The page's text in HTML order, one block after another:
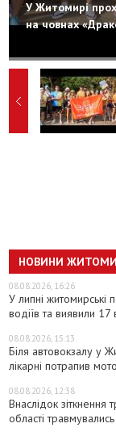
У Житомирі
на човнах
НОВИНИ
08.08.2026, 16:26
У липні житомирські
водіїв та виявили
08.08.2026, 15:13
Біля автовокзалу у
лікарні потрапив
08.08.2026, 12:38
Внаслідок зіткнення
області